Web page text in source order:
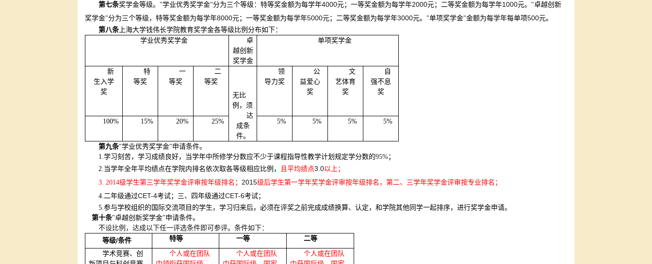
第七条奖学金等级。"学业优秀奖学金"分为三个等级：特等奖金额为每学年4000元；一等奖金额为每学年2000元；二等奖金额为每学年1000元。"卓越创新
奖学金"分为三个等级，特等奖金额为每学年8000元；一等奖金额为每学年5000元；二等奖金额为每学年3000元。"单项奖学金"金额为每学年每单项500元。
第八条 上海大学钱伟长学院教育奖学金各等级比例分布如下：
学业优秀奖学金
卓
越创新
奖学金
单项奖学金
新
生入学
奖
特
等奖
一
等奖
二
等奖
无比
例，须
达
成条
件。
领
导力奖
公
益爱心
奖
文
艺体育
奖
自
强不息
奖
100% 15% 20% 25% 5% 5% 5% 5%
第九条"学业优秀奖学金"申请条件。
1.学习刻苦，学习成绩良好，当学年中所修学分数应不少于课程指导性教学计划规定学分数的95%；
2.当学年全年平均绩点在学院内排名依次取各等级相应比例， 且平均绩点3.0以上；
3. 2014级学生第三学年奖学金评审按年级排名； 2015级后学生第一学年奖学金评审按年级排名，第二、三学年奖学金评审按专业排名；
4.二年级通过CET-4考试；三、四年级通过CET-6考试；
5.参与学校组织的国际交流项目的学生，学习归来后，必须在评奖之前完成成绩换算、认定，和学院其他同学一起排序，进行奖学金申请。
第十条"卓越创新奖学金"申请条件。
不设比例，达成以下任一评选条件即可参评。条件如下：
等级/条件 特等 一等 二等
学术竞赛、创
个人或在团队
个人或在团队
个人或在团队